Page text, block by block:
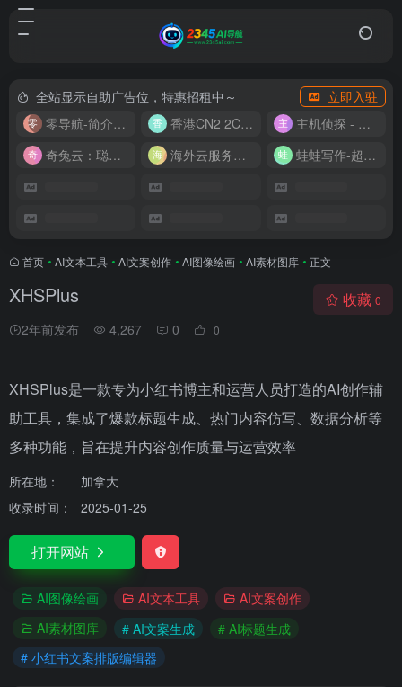
全站显示自助广告位，特惠招租中～
立即入驻
零导航-简介实用的网址导航
香港CN2 2C2G20M 9.9/月
主机侦探 - 少花钱，用好云
奇兔云：聪明人的“省”钱计划！
海外云服务器全网最低价 蛙蛙写作-超级AI智能写作助手
首页 • AI文本工具 • AI文案创作 • AI图像绘画 • AI素材图库 • 正文
XHSPlus
2年前发布 4,267 0 0
收藏 0
XHSPlus是一款专为小红书博主和运营人员打造的AI创作辅
助工具，集成了爆款标题生成、热门内容仿写、数据分析等
多种功能，旨在提升内容创作质量与运营效率
所在地：
加拿大
收录时间：
2025-01-25
打开网站
AI图像绘画 AI文本工具
AI文案创作
AI素材图库
# AI文案生成
# AI标题生成
# 小红书文案排版编辑器